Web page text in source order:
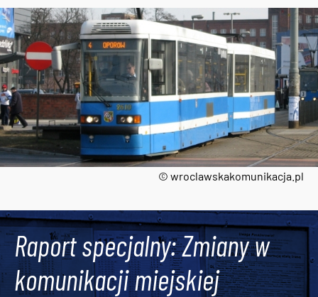
© wroclawskakomunikacja.pl
Raport specjalny: Zmiany w
komunikacji miejskiej